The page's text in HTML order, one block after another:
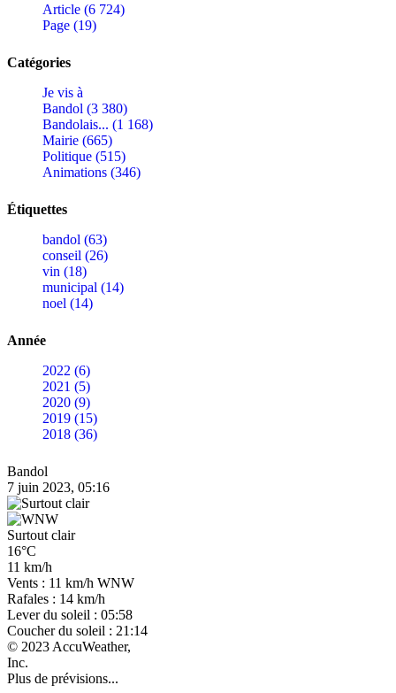
Article (6 724)
Page (19)
Catégories
Je vis à
Bandol (3 380)
Bandolais... (1 168)
Mairie (665)
Politique (515)
Animations (346)
Étiquettes
bandol (63)
conseil (26)
vin (18)
municipal (14)
noel (14)
Année
2022 (6)
2021 (5)
2020 (9)
2019 (15)
2018 (36)
Bandol
7 juin 2023, 05:16
Surtout clair
16°C
11 km/h
Vents : 11 km/h WNW
Rafales : 14 km/h
Lever du soleil : 05:58
Coucher du soleil : 21:14
© 2023 AccuWeather,
Inc.
Plus de prévisions...